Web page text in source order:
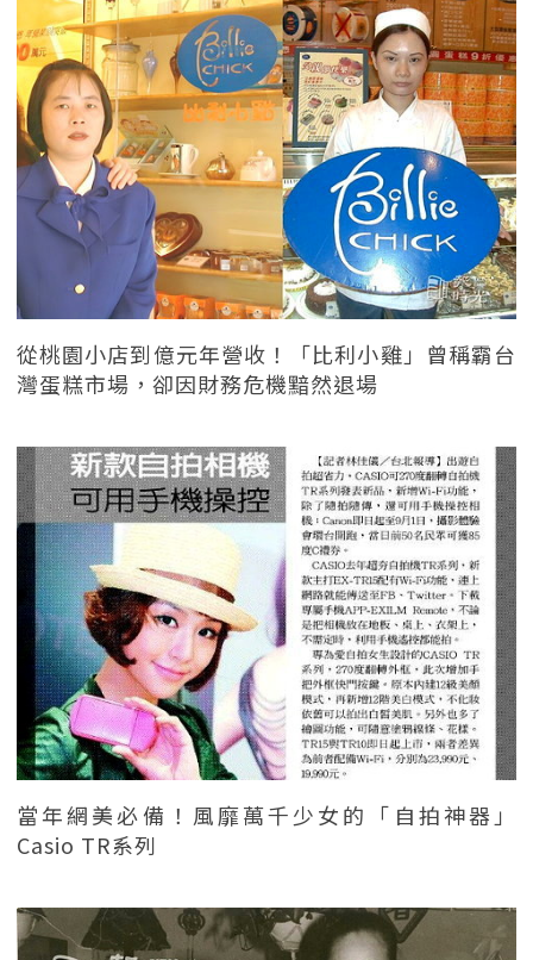
從桃園小店到億元年營收！「比利小雞」曾稱霸台
灣蛋糕市場，卻因財務危機黯然退場
當年網美必備！風靡萬千少女的「自拍神器」
Casio TR系列